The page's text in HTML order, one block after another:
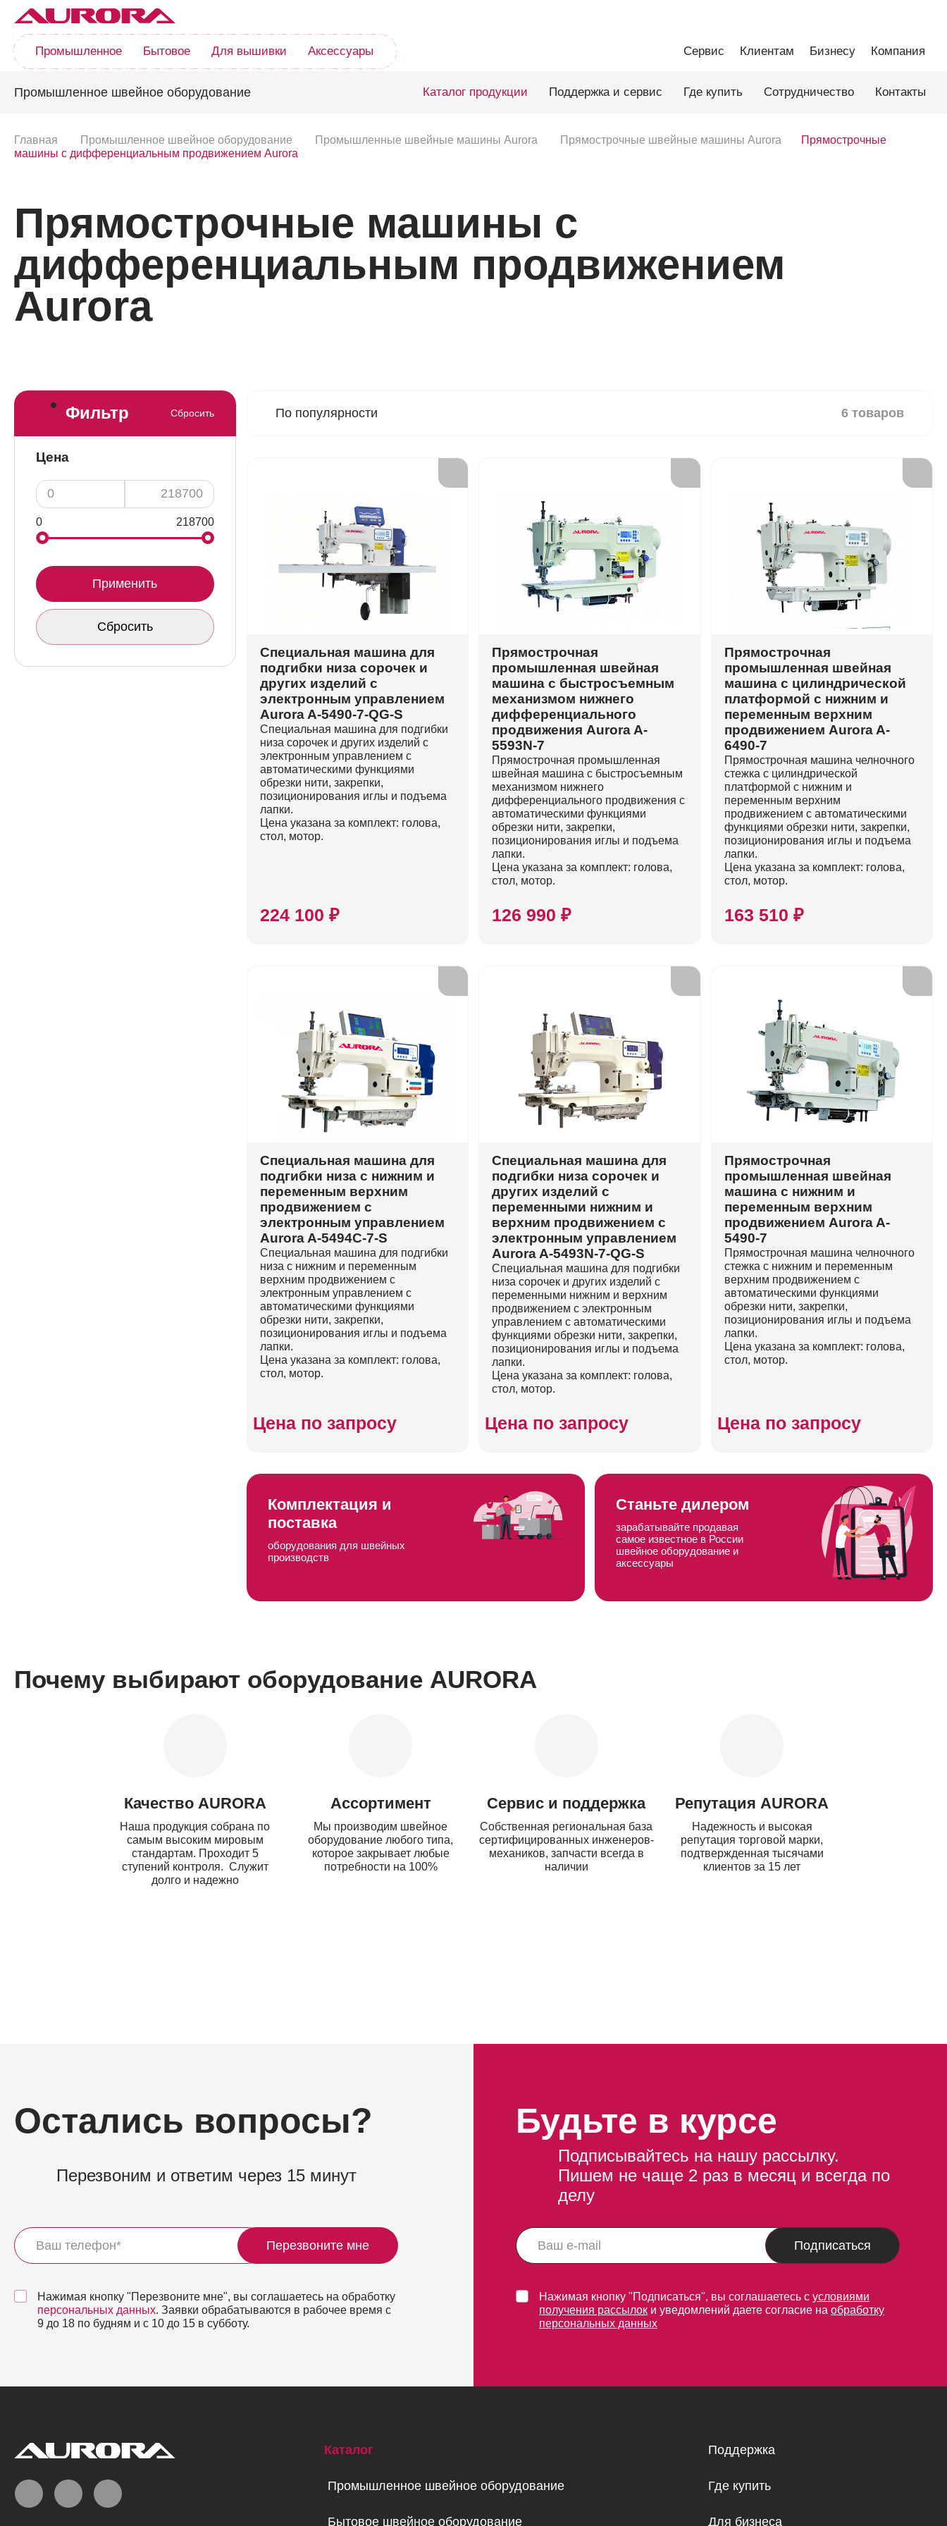
Промышленное Бытовое Для вышивки Аксессуары Сервис Клиентам Бизнесу Компания
Промышленное швейное оборудование Каталог продукции Поддержка и сервис Где купить Сотрудничество Контакты
Главная Промышленное швейное оборудование Промышленные швейные машины Aurora Прямострочные швейные машины Aurora
Прямострочные
машины с дифференциальным продвижением Aurora
Прямострочные машины с
дифференциальным продвижением
Aurora
Фильтр Сбросить
Цена
0 218700
Применить
Сбросить
По популярности 6 товаров
Специальная машина для
подгибки низа сорочек и
других изделий с
электронным управлением
Aurora A-5490-7-QG-S
Специальная машина для подгибки
низа сорочек и других изделий с
электронным управлением с
автоматическими функциями
обрезки нити, закрепки,
позиционирования иглы и подъема
лапки.
Цена указана за комплект: голова,
стол, мотор.
224 100 ₽
Прямострочная
промышленная швейная
машина с быстросъемным
механизмом нижнего
дифференциального
продвижения Aurora A-
5593N-7
Прямострочная промышленная
швейная машина с быстросъемным
механизмом нижнего
дифференциального продвижения с
автоматическими функциями
обрезки нити, закрепки,
позиционирования иглы и подъема
лапки.
Цена указана за комплект: голова,
стол, мотор.
126 990 ₽
Прямострочная
промышленная швейная
машина с цилиндрической
платформой с нижним и
переменным верхним
продвижением Aurora A-
6490-7
Прямострочная машина челночного
стежка с цилиндрической
платформой с нижним и
переменным верхним
продвижением с автоматическими
функциями обрезки нити, закрепки,
позиционирования иглы и подъема
лапки.
Цена указана за комплект: голова,
стол, мотор.
163 510 ₽
Специальная машина для
подгибки низа c нижним и
переменным верхним
продвижением с
электронным управлением
Aurora A-5494C-7-S
Специальная машина для подгибки
низа c нижним и переменным
верхним продвижением с
электронным управлением с
автоматическими функциями
обрезки нити, закрепки,
позиционирования иглы и подъема
лапки.
Цена указана за комплект: голова,
стол, мотор.
Цена по запросу
Специальная машина для
подгибки низа сорочек и
других изделий с
переменными нижним и
верхним продвижением с
электронным управлением
Aurora A-5493N-7-QG-S
Специальная машина для подгибки
низа сорочек и других изделий с
переменными нижним и верхним
продвижением с электронным
управлением с автоматическими
функциями обрезки нити, закрепки,
позиционирования иглы и подъема
лапки.
Цена указана за комплект: голова,
стол, мотор.
Цена по запросу
Прямострочная
промышленная швейная
машина с нижним и
переменным верхним
продвижением Aurora A-
5490-7
Прямострочная машина челночного
стежка с нижним и переменным
верхним продвижением с
автоматическими функциями
обрезки нити, закрепки,
позиционирования иглы и подъема
лапки.
Цена указана за комплект: голова,
стол, мотор.
Цена по запросу
Комплектация и
поставка
оборудования для швейных
производств
Станьте дилером
зарабатывайте продавая
самое известное в России
швейное оборудование и
аксессуары
Почему выбирают оборудование AURORA
Качество AURORA
Наша продукция собрана по
самым высоким мировым
стандартам. Проходит 5
ступений контроля. Служит
долго и надежно
Ассортимент
Мы производим швейное
оборудование любого типа,
которое закрывает любые
потребности на 100%
Сервис и поддержка
Собственная региональная база
сертифицированных инженеров-
механиков, запчасти всегда в
наличии
Репутация AURORA
Надежность и высокая
репутация торговой марки,
подтвержденная тысячами
клиентов за 15 лет
Остались вопросы?
Перезвоним и ответим через 15 минут
Перезвоните мне
Нажимая кнопку "Перезвоните мне", вы соглашаетесь на обработку
персональных данных. Заявки обрабатываются в рабочее время с
9 до 18 по будням и с 10 до 15 в субботу.
Будьте в курсе
Подписывайтесь на нашу рассылку.
Пишем не чаще 2 раз в месяц и всегда по
делу
Подписаться
Нажимая кнопку "Подписаться", вы соглашаетесь с условиями
получения рассылок и уведомлений даете согласие на обработку
персональных данных
Каталог
Промышленное швейное оборудование
Бытовое швейное оборудование
Поддержка
Где купить
Для бизнеса